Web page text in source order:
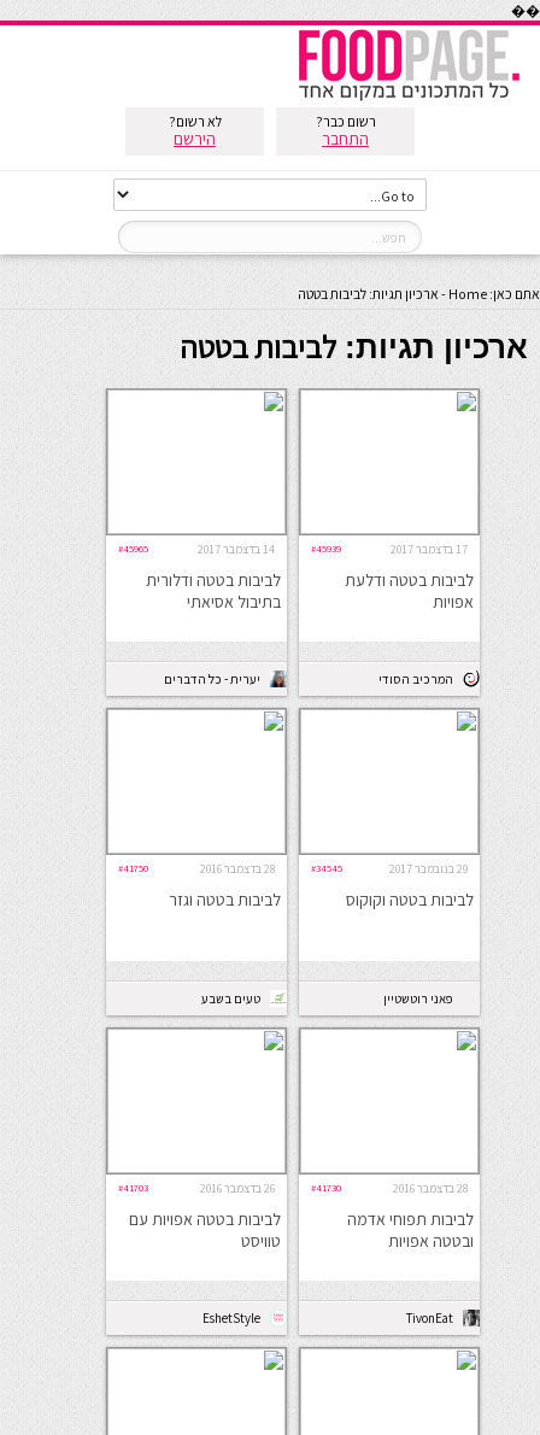
��
רשום כבר?
התחבר
לא רשום?
הירשם
אתם כאן: Home
- ארכיון תגיות: לביבות בטטה
ארכיון תגיות: לביבות בטטה
17 בדצמבר 2017 #45939
לביבות בטטה ודלעת
אפויות
המרכיב הסודי
14 בדצמבר 2017 #45965
לביבות בטטה ודלורית
בתיבול אסיאתי
יערית - כל הדברים
הטובים
29 בנובמבר 2017 #34545
לביבות בטטה וקוקוס
פאני רוטשטיין
fanny rothstein
28 בדצמבר 2016 #41750
לביבות בטטה וגזר
טעים בשבע
28 בדצמבר 2016 #41730
לביבות תפוחי אדמה
ובטטה אפויות
TivonEat
26 בדצמבר 2016 #41703
לביבות בטטה אפויות עם
טוויסט
EshetStyle